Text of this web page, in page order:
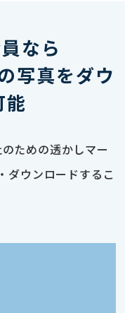
なら
写真をダウ
能
ための透かしマー
ダウンロードするこ